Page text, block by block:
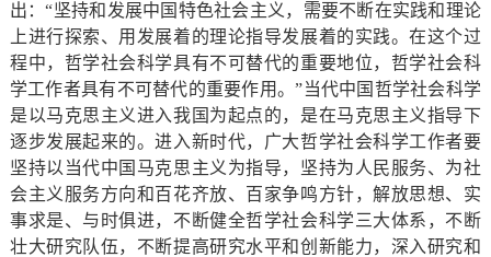
出：“坚持和发展中国特色社会主义，需要不断在实践和理论
上进行探索、用发展着的理论指导发展着的实践。在这个过
程中，哲学社会科学具有不可替代的重要地位，哲学社会科
学工作者具有不可替代的重要作用。”当代中国哲学社会科学
是以马克思主义进入我国为起点的，是在马克思主义指导下
逐步发展起来的。进入新时代，广大哲学社会科学工作者要
坚持以当代中国马克思主义为指导，坚持为人民服务、为社
会主义服务方向和百花齐放、百家争鸣方针，解放思想、实
事求是、与时俱进，不断健全哲学社会科学三大体系，不断
壮大研究队伍，不断提高研究水平和创新能力，深入研究和